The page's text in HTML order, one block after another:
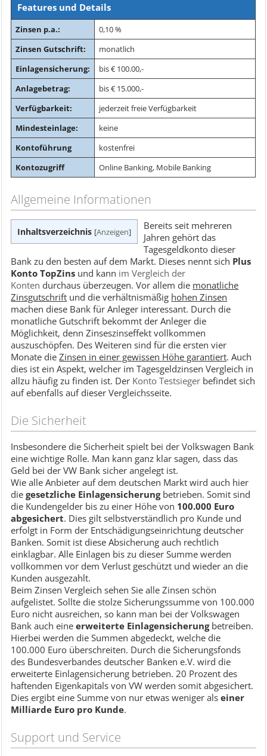
Features und Details
Zinsen p.a.:
0,10 %
Zinsen Gutschrift:
monatlich
Einlagensicherung:
bis € 100.00,-
Anlagebetrag:
bis € 15.000,-
Verfügbarkeit:
jederzeit freie Verfügbarkeit
Mindesteinlage:
keine
Kontoführung
kostenfrei
Kontozugriff
Online Banking, Mobile Banking
Allgemeine Informationen
Inhaltsverzeichnis [Anzeigen]
Bereits seit mehreren
Jahren gehört das
Tagesgeldkonto dieser
Bank zu den besten auf dem Markt. Dieses nennt sich Plus
Konto TopZins und kann im Vergleich der
Konten durchaus überzeugen. Vor allem die monatliche
Zinsgutschrift und die verhältnismäßig hohen Zinsen
machen diese Bank für Anleger interessant. Durch die
monatliche Gutschrift bekommt der Anleger die
Möglichkeit, denn Zinseszinseffekt vollkommen
auszuschöpfen. Des Weiteren sind für die ersten vier
Monate dieZinsen in einer gewissen Höhe garantiert. Auch
dies ist ein Aspekt, welcher im Tagesgeldzinsen Vergleich in
allzu häufig zu finden ist. Der Konto Testsieger befindet sich
auf ebenfalls auf dieser Vergleichsseite.
Die Sicherheit
Insbesondere die Sicherheit spielt bei der Volkswagen Bank
eine wichtige Rolle. Man kann ganz klar sagen, dass das
Geld bei der VW Bank sicher angelegt ist.
Wie alle Anbieter auf dem deutschen Markt wird auch hier
diegesetzliche Einlagensicherungbetrieben. Somit sind
die Kundengelder bis zu einer Höhe von 100.000 Euro
abgesichert. Dies gilt selbstverständlich pro Kunde und
erfolgt in Form der Entschädigungseinrichtung deutscher
Banken. Somit ist diese Absicherung auch rechtlich
einklagbar. Alle Einlagen bis zu dieser Summe werden
vollkommen vor dem Verlust geschützt und wieder an die
Kunden ausgezahlt.
Beim Zinsen Vergleich sehen Sie alle Zinsen schön
aufgelistet. Sollte die stolze Sicherungssumme von 100.000
Euro nicht ausreichen, so kann man bei der Volkswagen
Bank auch eineerweiterte Einlagensicherungbetreiben.
Hierbei werden die Summen abgedeckt, welche die
100.000 Euro überschreiten. Durch die Sicherungsfonds
des Bundesverbandes deutscher Banken e.V. wird die
erweiterte Einlagensicherung betrieben. 20 Prozent des
haftenden Eigenkapitals von VW werden somit abgesichert.
Dies ergibt eine Summe von nur etwas weniger alseiner
Milliarde Euro pro Kunde.
Support und Service